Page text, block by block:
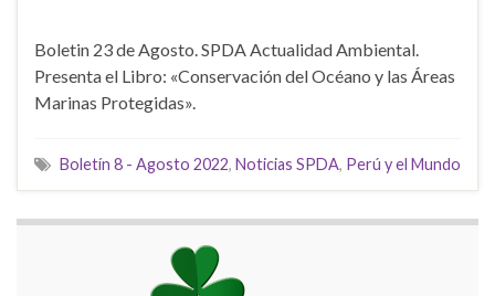
Boletin 23 de Agosto. SPDA Actualidad Ambiental.
Presenta el Libro: «Conservación del Océano y las Áreas
Marinas Protegidas».
Boletín 8 - Agosto 2022, Noticias SPDA, Perú y el Mundo